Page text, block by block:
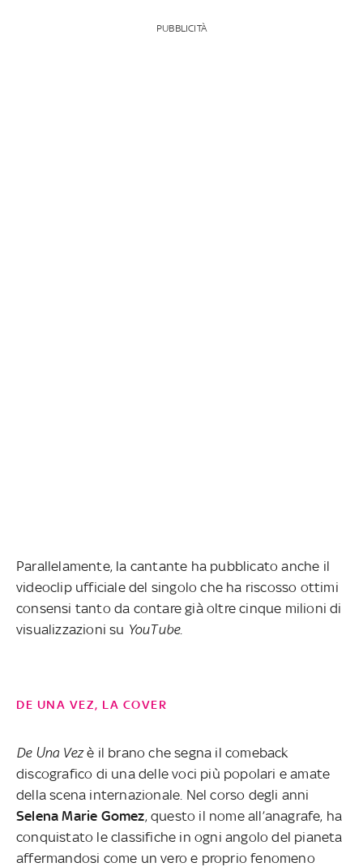
PUBBLICITÀ
Parallelamente, la cantante ha pubblicato anche il
videoclip ufficiale del singolo che ha riscosso ottimi
consensi tanto da contare già oltre cinque milioni di
visualizzazioni su YouTube.
DE UNA VEZ, LA COVER
De Una Vezè il brano che segna il comeback
discografico di una delle voci più popolari e amate
della scena internazionale. Nel corso degli anni
Selena Marie Gomez, questo il nome all’anagrafe, ha
conquistato le classifiche in ogni angolo del pianeta
affermandosi come un vero e proprio fenomeno